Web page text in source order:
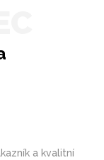
a kvalitní